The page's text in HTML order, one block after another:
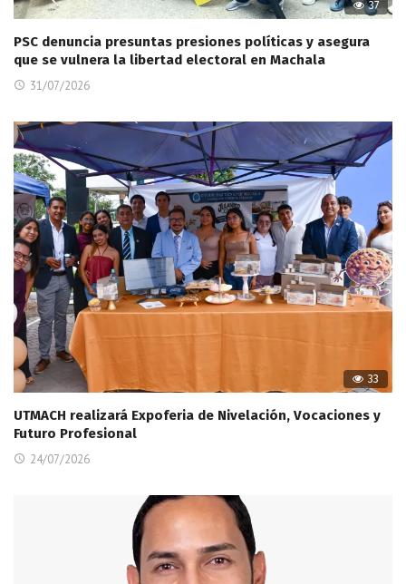
37
PSC denuncia presuntas presiones políticas y asegura
que se vulnera la libertad electoral en Machala
31/07/2026
33
UTMACH realizará Expoferia de Nivelación, Vocaciones y
Futuro Profesional
24/07/2026